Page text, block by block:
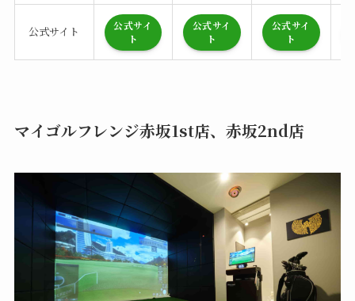
公式サイト
公式サイ
ト
公式サイ
ト
公式サイ
ト
マイゴルフレンジ赤坂1st店、赤坂2nd店